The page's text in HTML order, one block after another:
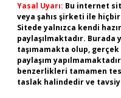
Yasal Uyarı: Bu internet
veya şahıs şirketi ile
Sitede yalnızca kendi
paylaşılmaktadır.
taşımamakta olup,
paylaşım
benzerlikleri tamamen
taslak halindedir ve